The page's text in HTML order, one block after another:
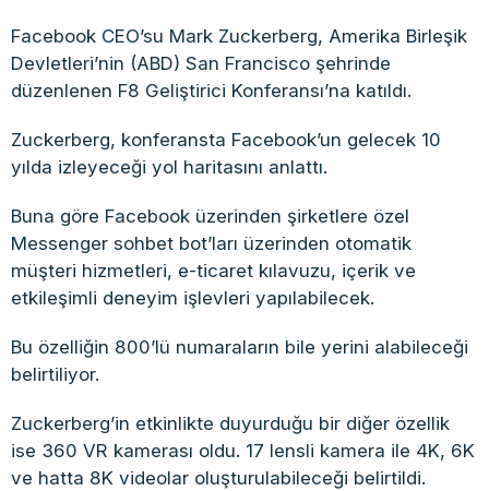
Facebook CEO’su Mark Zuckerberg, Amerika Birleşik
Devletleri’nin (ABD) San Francisco şehrinde
düzenlenen F8 Geliştirici Konferansı’na katıldı.
Zuckerberg, konferansta Facebook’un gelecek 10
yılda izleyeceği yol haritasını anlattı.
Buna göre Facebook üzerinden şirketlere özel
Messenger sohbet bot’ları üzerinden otomatik
müşteri hizmetleri, e-ticaret kılavuzu, içerik ve
etkileşimli deneyim işlevleri yapılabilecek.
Bu özelliğin 800’lü numaraların bile yerini alabileceği
belirtiliyor.
Zuckerberg’in etkinlikte duyurduğu bir diğer özellik
ise 360 VR kamerası oldu. 17 lensli kamera ile 4K, 6K
ve hatta 8K videolar oluşturulabileceği belirtildi.